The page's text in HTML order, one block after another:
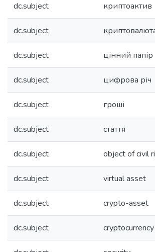
dc.subject криптоактив
dc.subject
dc.subject цінний папір
dc.subject цифрова річ
dc.subject гроші
dc.subject стаття
dc.subject object of civil
dc.subject virtual asset
dc.subject crypto-asset
dc.subject cryptocurrency